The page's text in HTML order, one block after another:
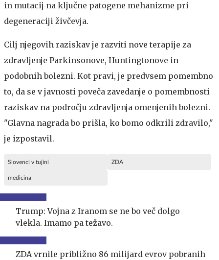
in mutacij na ključne patogene mehanizme pri
degeneraciji živčevja.
Cilj njegovih raziskav je razviti nove terapije za
zdravljenje Parkinsonove, Huntingtonove in
podobnih bolezni. Kot pravi, je predvsem pomembno
to, da se v javnosti poveča zavedanje o pomembnosti
raziskav na področju zdravljenja omenjenih bolezni.
"Glavna nagrada bo prišla, ko bomo odkrili zdravilo,"
je izpostavil.
Slovenci v tujini ZDA
medicina
Trump: Vojna z Iranom se ne bo več dolgo
vlekla. Imamo pa težavo.
ZDA vrnile približno 86 milijard evrov pobranih